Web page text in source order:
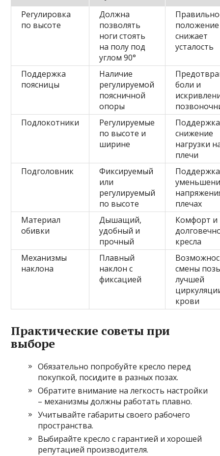
Регулировка
по высоте
Должна
позволять
ноги стоять
на полу под
углом 90°
снижает
усталость
Поддержка
поясницы
Наличие
регулируемой
поясничной
опоры
боли и
Подлокотники
Регулируемые
по высоте и
ширине
снижение
нагрузки
плечи
Подголовник
Фиксируемый
или
регулируемый
по высоте
плечах
Материал
обивки
Дышащий,
удобный и
прочный
Комфорт и
кресла
Механизмы
наклона
Плавный
наклон с
фиксацией
смены
лучшей
крови
Практические советы при
выборе
Обязательно попробуйте кресло перед
покупкой, посидите в разных позах.
Обратите внимание на легкость настройки
– механизмы должны работать плавно.
Учитывайте габариты своего рабочего
пространства.
Выбирайте кресло с гарантией и хорошей
репутацией производителя.